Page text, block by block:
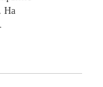
На